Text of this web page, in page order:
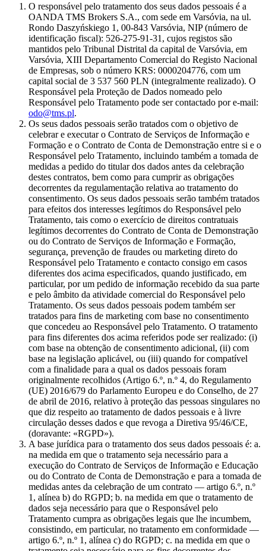
O responsável pelo tratamento dos seus dados pessoais é a
OANDA TMS Brokers S.A., com sede em Varsóvia, na ul.
Rondo Daszyńskiego 1, 00-843 Varsóvia, NIP (número de
identificação fiscal): 526-275-91-31, cujos registos são
mantidos pelo Tribunal Distrital da capital de Varsóvia, em
Varsóvia, XIII Departamento Comercial do Registo Nacional
de Empresas, sob o número KRS: 0000204776, com um
capital social de 3 537 560 PLN (integralmente realizado). O
Responsável pela Proteção de Dados nomeado pelo
Responsável pelo Tratamento pode ser contactado por e-mail:
odo@tms.pl.
Os seus dados pessoais serão tratados com o objetivo de
celebrar e executar o Contrato de Serviços de Informação e
Formação e o Contrato de Conta de Demonstração entre si e o
Responsável pelo Tratamento, incluindo também a tomada de
medidas a pedido do titular dos dados antes da celebração
destes contratos, bem como para cumprir as obrigações
decorrentes da regulamentação relativa ao tratamento do
consentimento. Os seus dados pessoais serão também tratados
para efeitos dos interesses legítimos do Responsável pelo
Tratamento, tais como o exercício de direitos contratuais
legítimos decorrentes do Contrato de Conta de Demonstração
ou do Contrato de Serviços de Informação e Formação,
segurança, prevenção de fraudes ou marketing direto do
Responsável pelo Tratamento e contacto consigo em casos
diferentes dos acima especificados, quando justificado, em
particular, por um pedido de informação recebido da sua parte
e pelo âmbito da atividade comercial do Responsável pelo
Tratamento. Os seus dados pessoais podem também ser
tratados para fins de marketing com base no consentimento
que concedeu ao Responsável pelo Tratamento. O tratamento
para fins diferentes dos acima referidos pode ser realizado: (i)
com base na obtenção de consentimento adicional, (ii) com
base na legislação aplicável, ou (iii) quando for compatível
com a finalidade para a qual os dados pessoais foram
originalmente recolhidos (Artigo 6.º, n.º 4, do Regulamento
(UE) 2016/679 do Parlamento Europeu e do Conselho, de 27
de abril de 2016, relativo à proteção das pessoas singulares no
que diz respeito ao tratamento de dados pessoais e à livre
circulação desses dados e que revoga a Diretiva 95/46/CE,
(doravante: «RGPD»).
A base jurídica para o tratamento dos seus dados pessoais é: a.
na medida em que o tratamento seja necessário para a
execução do Contrato de Serviços de Informação e Educação
ou do Contrato de Conta de Demonstração e para a tomada de
medidas antes da celebração de um contrato — artigo 6.º, n.º
1, alínea b) do RGPD; b. na medida em que o tratamento de
dados seja necessário para que o Responsável pelo
Tratamento cumpra as obrigações legais que lhe incumbem,
consistindo, em particular, no tratamento em conformidade —
artigo 6.º, n.º 1, alínea c) do RGPD; c. na medida em que o